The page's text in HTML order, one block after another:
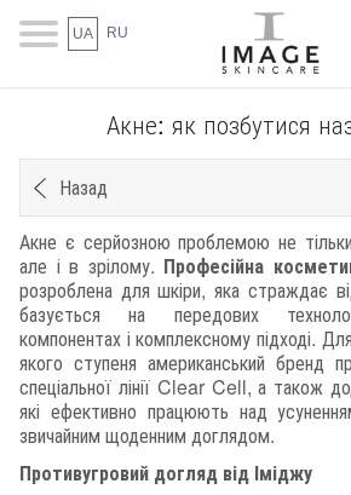
UA RU
Акне: як позбутися
Назад
Акне є серйозною проблемою не тільки
але і в зрілому. Професійна
розроблена для шкіри, яка страждає
базується на передових
компонентах і комплексному підході.
якого ступеня американський бренд
спеціальної лінії Clear Cell, а також
які ефективно працюють над
звичайним щоденним доглядом.
Противугровий догляд від Іміджу